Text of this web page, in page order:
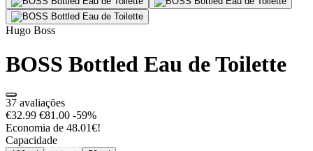
Hugo Boss
BOSS Bottled Eau de Toilette
37 avaliações
€32.99 €81.00 -59%
Economia de 48.01€!
Capacidade